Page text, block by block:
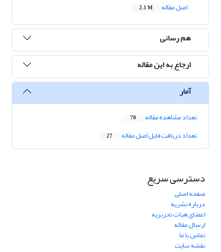
اصل مقاله
2.1 M
هم رسانی
ارجاع به این مقاله
آمار
تعداد مشاهده مقاله 70
تعداد دریافت فایل اصل مقاله 27
دسترسی سریع
صفحه اصلی
درباره نشریه
اعضای هیات تحریریه
ارسال مقاله
تماس با ما
نقشه سایت